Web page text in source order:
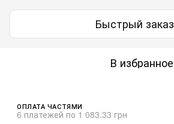
Быстрый заказ
В избранное
ОПЛАТА ЧАСТЯМИ
6 платежей по 1 083.33 грн